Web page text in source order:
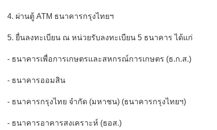
4. ผ่านตู้ ATM ธนาคารกรุงไทยฯ
5. ยื่นลงทะเบียน ณ หน่วยรับลงทะเบียน 5 ธนาคาร ได้แก่
- ธนาคารเพื่อการเกษตรและสหกรณ์การเกษตร (ธ.ก.ส.)
- ธนาคารออมสิน
- ธนาคารกรุงไทย จำกัด (มหาชน) (ธนาคารกรุงไทยฯ)
- ธนาคารอาคารสงเคราะห์ (ธอส.)